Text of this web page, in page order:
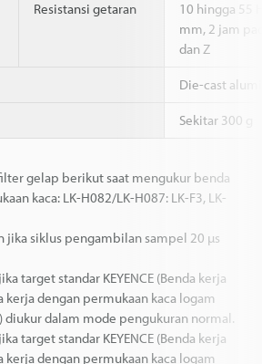
Resistansi getaran
10 hingga 55
mm, 2 jam
dan Z
Die-cast
Sekitar 300 g
gelap berikut saat mengukur benda
kaca: LK-H082/LK-H087: LK-F3, LK-
jika siklus pengambilan sampel 20 µs
target standar KEYENCE (Benda kerja
dengan permukaan kaca logam
diukur dalam mode pengukuran normal.
target standar KEYENCE (Benda kerja
dengan permukaan kaca logam